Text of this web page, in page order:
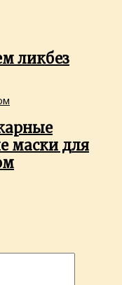
ликбез
маски для